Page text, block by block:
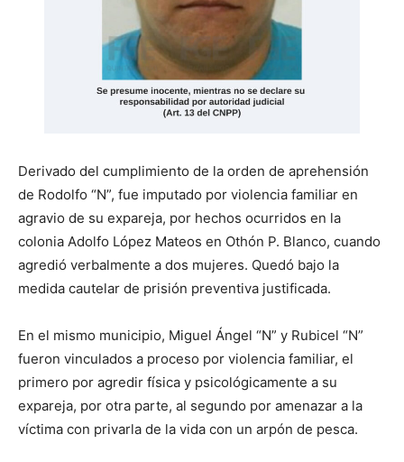
Derivado del cumplimiento de la orden de aprehensión
de Rodolfo “N”, fue imputado por violencia familiar en
agravio de su expareja, por hechos ocurridos en la
colonia Adolfo López Mateos en Othón P. Blanco, cuando
agredió verbalmente a dos mujeres. Quedó bajo la
medida cautelar de prisión preventiva justificada.
En el mismo municipio, Miguel Ángel “N” y Rubicel “N”
fueron vinculados a proceso por violencia familiar, el
primero por agredir física y psicológicamente a su
expareja, por otra parte, al segundo por amenazar a la
víctima con privarla de la vida con un arpón de pesca.